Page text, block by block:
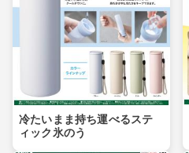
冷たいまま持ち運べるステ
ィック氷のう